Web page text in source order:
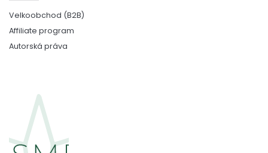
Velkoobchod (B2B)
Affiliate program
Autorská práva